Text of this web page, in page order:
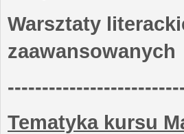
Warsztaty
zaawansowanych
Tematyka kursu